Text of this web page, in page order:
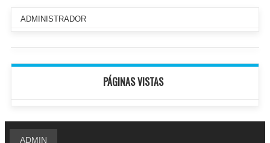
ADMINISTRADOR
PÁGINAS VISTAS
ADMIN